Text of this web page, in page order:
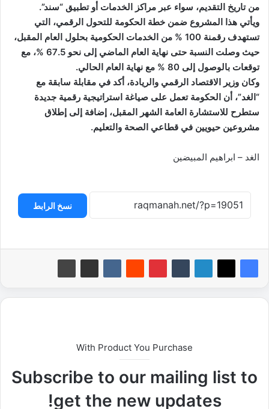
من تاريخ التقديم، سواء عبر مراكز الخدمات أو تطبيق “سند”.
ويأتي هذا المشروع ضمن خطة الحكومة للتحول الرقمي، التي
تستهدف رقمنة 100 % من الخدمات الحكومية بحلول العام المقبل،
حيث وصلت النسبة حتى نهاية العام الماضي إلى نحو 67.5 %، مع
توقعات بالوصول إلى 80 % مع نهاية العام الحالي.
وكان وزير الاقتصاد الرقمي والريادة، أكد في مقابلة سابقة مع
“الغد”، أن الحكومة تعمل على صياغة استراتيجية رقمية جديدة
ستطرح للاستشارة العامة الشهر المقبل، إضافة إلى إطلاق
مشروعين حيويين في قطاعي الصحة والتعليم.
الغد – ابراهيم المبيضين
نسخ الرابط
With Product You Purchase
Subscribe to our mailing list to
get the new updates!